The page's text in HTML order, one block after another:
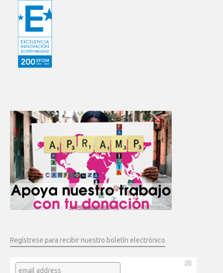
Regístrese para recibir nuestro boletín electrónico